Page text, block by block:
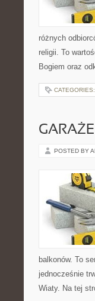
różnych
religii. To
Bogiem oraz
CATEGORIES:
POSTED BY
balkonów. To
jednocześnie
Wiaty. Na tej